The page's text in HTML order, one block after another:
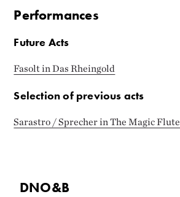
Performances
Future Acts
Fasolt in Das Rheingold
Selection of previous acts
Sarastro / Sprecher in The Magic Flute
DNO&B